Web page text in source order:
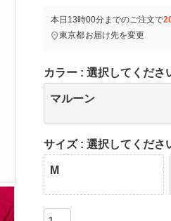
本日 13時00分までのご注文で
東京都お届け先を変更
カラー 選択してくださ
マルーン
サイズ 選択してくださ
M